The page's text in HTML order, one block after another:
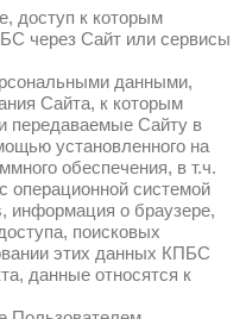
Вы
cookies КПБС в
лицам.
Вами
означает
из cookies.
КПБС
№ 149-ФЗ и